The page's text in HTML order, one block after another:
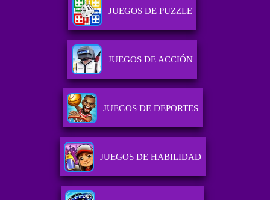
JUEGOS DE PUZZLE
JUEGOS DE ACCIÓN
JUEGOS DE DEPORTES
JUEGOS DE HABILIDAD